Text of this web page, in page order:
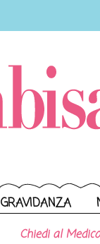
GRAVIDANZA
Chiedi al Medico